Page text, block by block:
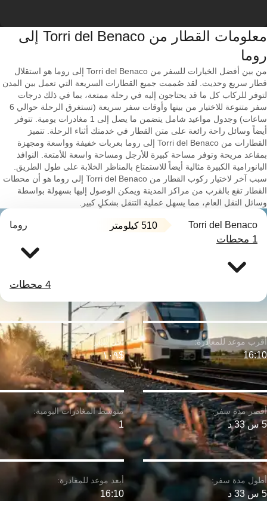
معلومات القطار من ‎Torri del Benaco إلى
من بين أفضل الخيارات للسفر من Torri del Benaco إلى روما هو استقلال
قطار سريع وحديث. لقد صُممت جميع القطارات السريعة التي تعمل بين المدن
لتوفر للركاب كل ما قد يحتاجون إليه في رحلة ممتعة، بما في ذلك درجات
سفر متنوعة للاختيار من بينها وأوقات سفر سريعة (تستغرق الرحلة حوالي 6
ساعات) وجدول مواعيد شامل يتضمن ما يصل إلى 1 مغادرات يومية. تتوفر
أيضاً وسائل راحة رائعة على متن القطار في خدمتك أثناء الرحلة. تتميز
القطارات من Torri del Benaco إلى روما بعربات خفيفة وواسعة ومجهزة
بمقاعد مريحة وتوفر مساحة كبيرة للأرجل ومساحة واسعة للأمتعة. النوافذ
البانورامية الكبيرة مثالية أيضاً للاستمتاع بالمناظر الخلابة على طول الطريق.
سبب آخر لاختيار ركوب القطار من Torri del Benaco إلى روما هو أن محطات
القطار تقع بالقرب من مراكز المدينة ويمكن الوصول إليها بسهولة بواسطة
وسائل النقل العام، مما يسهل عملية التنقل بشكلٍ كبير.
Torri del Benaco 510 كيلومتر روما
1 محطات
4 محطات
5 س 33 د
16:10
5 س 33 د
$١٠٩
1
16:10